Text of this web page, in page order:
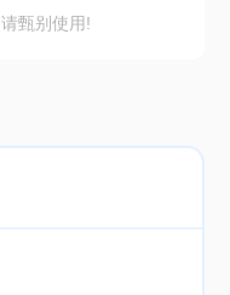
甄别使用!